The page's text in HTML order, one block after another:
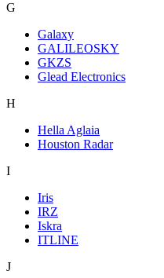
G
Galaxy
GALILEOSKY
GKZS
Glead Electronics
H
Hella Aglaia
Houston Radar
I
Iris
IRZ
Iskra
ITLINE
J